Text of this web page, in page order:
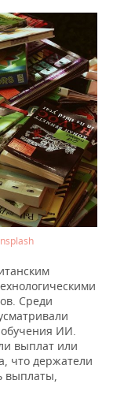
Среди
обучения ИИ.
выплат или
что держатели
выплаты,